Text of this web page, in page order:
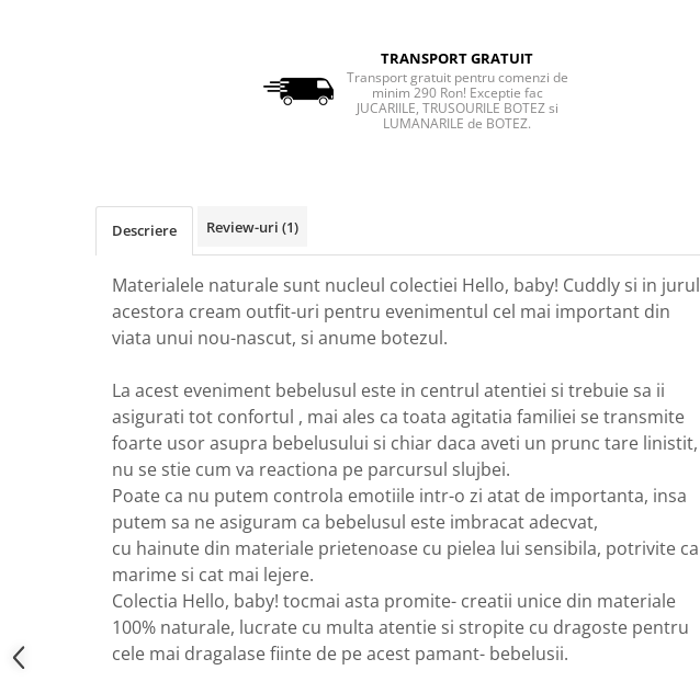
TRANSPORT GRATUIT
Transport gratuit pentru comenzi de
minim 290 Ron! Exceptie fac
JUCARIILE, TRUSOURILE BOTEZ si
LUMANARILE de BOTEZ.
Descriere Review-uri (1)
Materialele naturale sunt nucleul colectiei Hello, baby! Cuddly si in jurul
acestora cream outfit-uri pentru evenimentul cel mai important din
viata unui nou-nascut, si anume botezul.
La acest eveniment bebelusul este in centrul atentiei si trebuie sa ii
asigurati tot confortul , mai ales ca toata agitatia familiei se transmite
foarte usor asupra bebelusului si chiar daca aveti un prunc tare linistit,
nu se stie cum va reactiona pe parcursul slujbei.
Poate ca nu putem controla emotiile intr-o zi atat de importanta, insa
putem sa ne asiguram ca bebelusul este imbracat adecvat,
cu hainute din materiale prietenoase cu pielea lui sensibila, potrivite ca
marime si cat mai lejere.
Colectia Hello, baby! tocmai asta promite- creatii unice din materiale
100% naturale, lucrate cu multa atentie si stropite cu dragoste pentru
cele mai dragalase fiinte de pe acest pamant- bebelusii.